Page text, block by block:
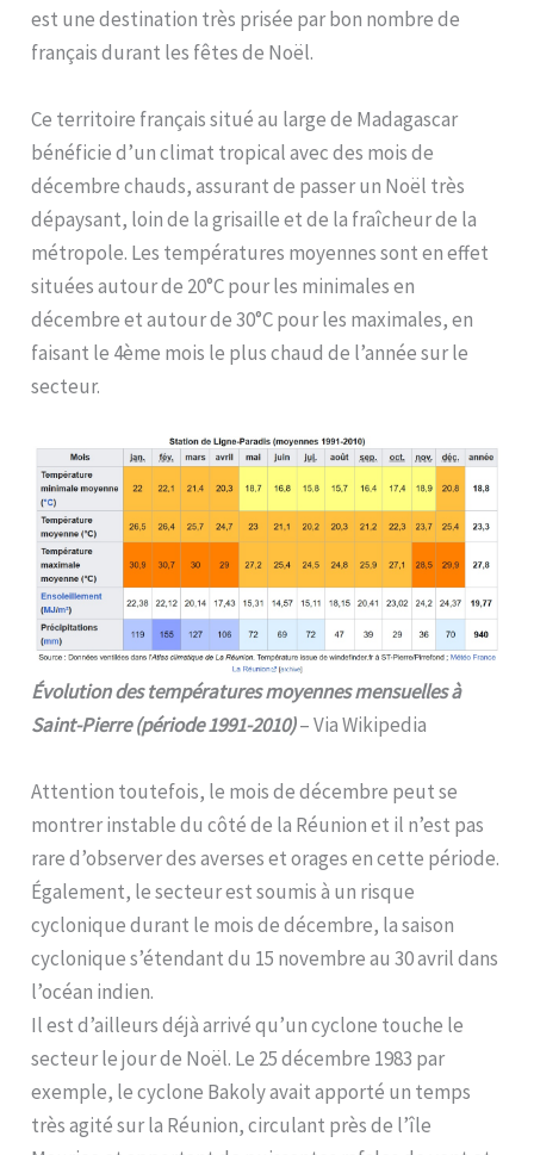
est une destination très prisée par bon nombre de
français durant les fêtes de Noël.
Ce territoire français situé au large de Madagascar
bénéficie d’un climat tropical avec des mois de
décembre chauds, assurant de passer un Noël très
dépaysant, loin de la grisaille et de la fraîcheur de la
métropole. Les températures moyennes sont en effet
situées autour de 20°C pour les minimales en
décembre et autour de 30°C pour les maximales, en
faisant le 4ème mois le plus chaud de l’année sur le
secteur.
Évolution des températures moyennes mensuelles à
Saint-Pierre (période 1991-2010)– Via Wikipedia
Attention toutefois, le mois de décembre peut se
montrer instable du côté de la Réunion et il n’est pas
rare d’observer des averses et orages en cette période.
Également, le secteur est soumis à un risque
cyclonique durant le mois de décembre, la saison
cyclonique s’étendant du 15 novembre au 30 avril dans
l’océan indien.
Il est d’ailleurs déjà arrivé qu’un cyclone touche le
secteur le jour de Noël. Le 25 décembre 1983 par
exemple, le cyclone Bakoly avait apporté un temps
très agité sur la Réunion, circulant près de l’île